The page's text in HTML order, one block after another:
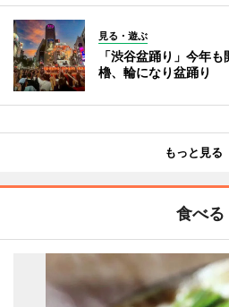
見る・遊ぶ
「渋谷盆踊り」今年
櫓、輪になり盆踊り
もっと見る
食べる